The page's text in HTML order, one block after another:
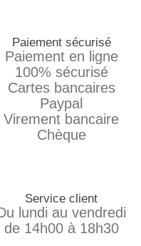
Paiement sécurisé
Paiement en ligne
100% sécurisé
Cartes bancaires
Paypal
Virement bancaire
Chèque
Service client
lundi au vendredi
de 14h00 à 18h30